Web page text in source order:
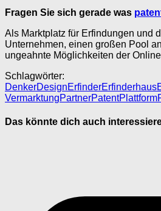
Fragen Sie sich gerade was
Als Marktplatz für Erfindungen und
Unternehmen, einen großen Pool
ungeahnte Möglichkeiten der
Schlagwörter:
DenkerDesignErfinderErfinderhaus
VermarktungPartnerPatentPlattform
Das könnte dich auch